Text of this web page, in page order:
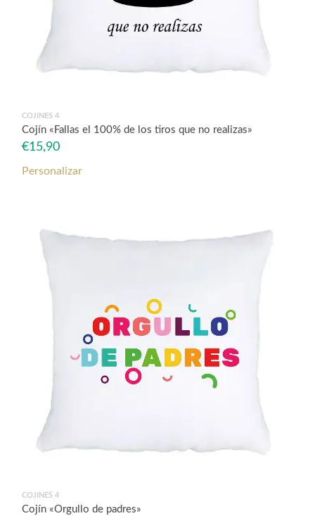
COJINES 4
Cojín «Fallas el 100% de los tiros que no realizas»
€15,90
Personalizar
COJINES 4
Cojín «Orgullo de padres»